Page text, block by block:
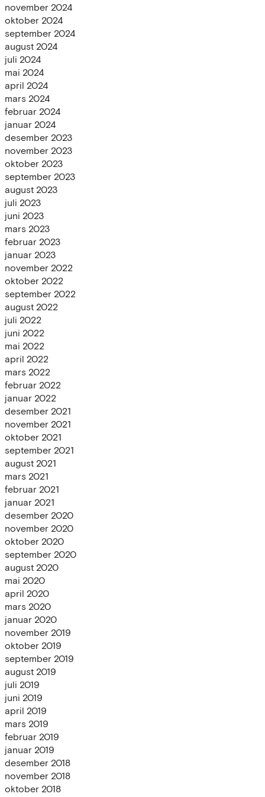
november 2024
oktober 2024
september 2024
august 2024
juli 2024
mai 2024
april 2024
mars 2024
februar 2024
januar 2024
desember 2023
november 2023
oktober 2023
september 2023
august 2023
juli 2023
juni 2023
mars 2023
februar 2023
januar 2023
november 2022
oktober 2022
september 2022
august 2022
juli 2022
juni 2022
mai 2022
april 2022
mars 2022
februar 2022
januar 2022
desember 2021
november 2021
oktober 2021
september 2021
august 2021
mars 2021
februar 2021
januar 2021
desember 2020
november 2020
oktober 2020
september 2020
august 2020
mai 2020
april 2020
mars 2020
januar 2020
november 2019
oktober 2019
september 2019
august 2019
juli 2019
juni 2019
april 2019
mars 2019
februar 2019
januar 2019
desember 2018
november 2018
oktober 2018